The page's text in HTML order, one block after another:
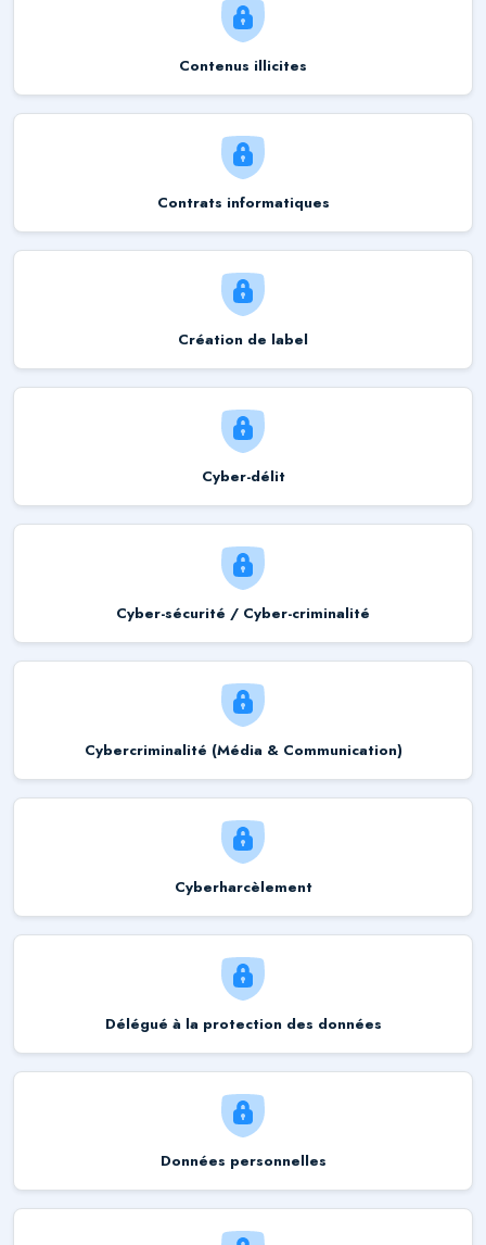
Contenus illicites
Contrats informatiques
Création de label
Cyber-délit
Cyber-sécurité / Cyber-criminalité
Cybercriminalité (Média & Communication)
Cyberharcèlement
Délégué à la protection des données
Données personnelles